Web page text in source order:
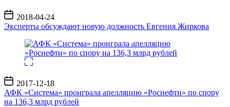
Дата
записи
2018-04-24
Эксперты обсуждают новую должность Евгения Жиркова
Дата
записи
2017-12-18
АФК «Система» проиграла апелляцию «Роснефти» по спору
на 136,3 млрд рублей